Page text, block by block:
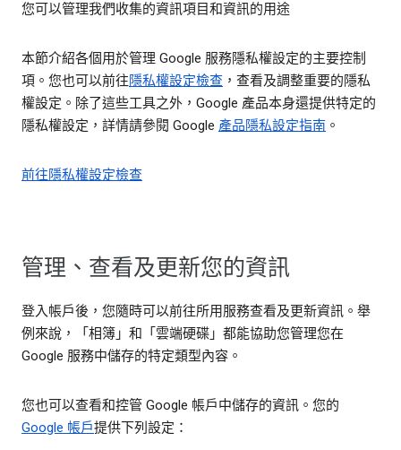
您可以管理我們收集的資訊項目和資訊的用途
本節介紹各個用於管理 Google 服務隱私權設定的主要控制
項。您也可以前往隱私權設定檢查 ，查看及調整重要的隱私
權設定。除了這些工具之外，Google 產品本身還提供特定的
隱私權設定，詳情請參閱 Google 產品隱私設定指南 。
前往隱私權設定檢查
管理、查看及更新您的資訊
登入帳戶後，您隨時可以前往所用服務查看及更新資訊。舉
例來說，「相簿」和「雲端硬碟」都能協助您管理您在
Google 服務中儲存的特定類型內容。
您也可以查看和控管 Google 帳戶中儲存的資訊。您的
Google 帳戶提供下列設定：